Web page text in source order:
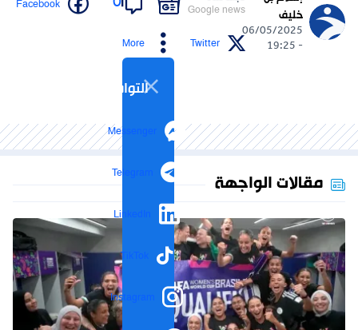
خليف
06/05/2025
- 19:25
Google news
0
Facebook
Twitter
More
التواصل الاجتماعي
Messenger
Telegram
LinkedIn
TikTok
Instagram
مقالات الواجهة